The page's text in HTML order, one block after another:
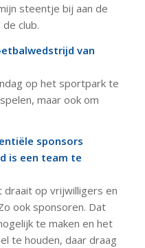
steentje bij aan de
club.
van
op het sportpark te
maar ook om
sponsors
is een team te
draait op vrijwilligers en
ook sponsoren. Dat
te maken en het
te houden, daar draag